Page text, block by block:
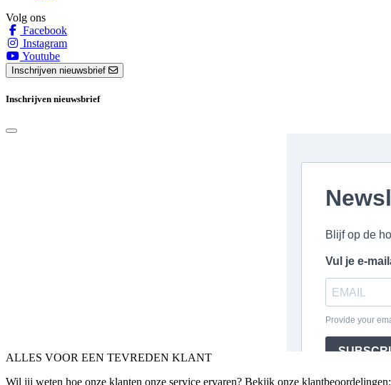
Volg ons
Facebook
Instagram
Youtube
Inschrijven nieuwsbrief
Inschrijven nieuwsbrief
ALLES VOOR EEN TEVREDEN KLANT
Wil jij weten hoe onze klanten onze service ervaren? Bekijk onze klantbeoordelingen: